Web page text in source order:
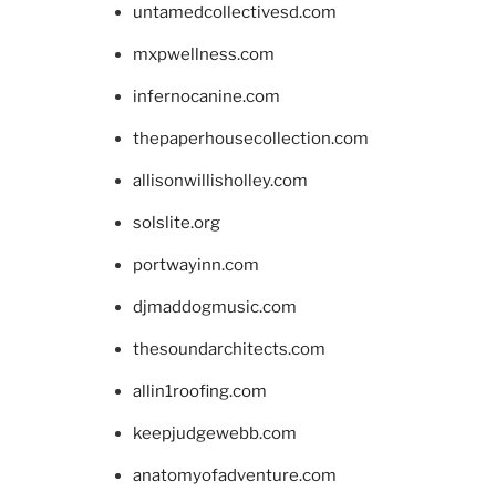
untamedcollectivesd.com
mxpwellness.com
infernocanine.com
thepaperhousecollection.com
allisonwillisholley.com
solslite.org
portwayinn.com
djmaddogmusic.com
thesoundarchitects.com
allin1roofing.com
keepjudgewebb.com
anatomyofadventure.com